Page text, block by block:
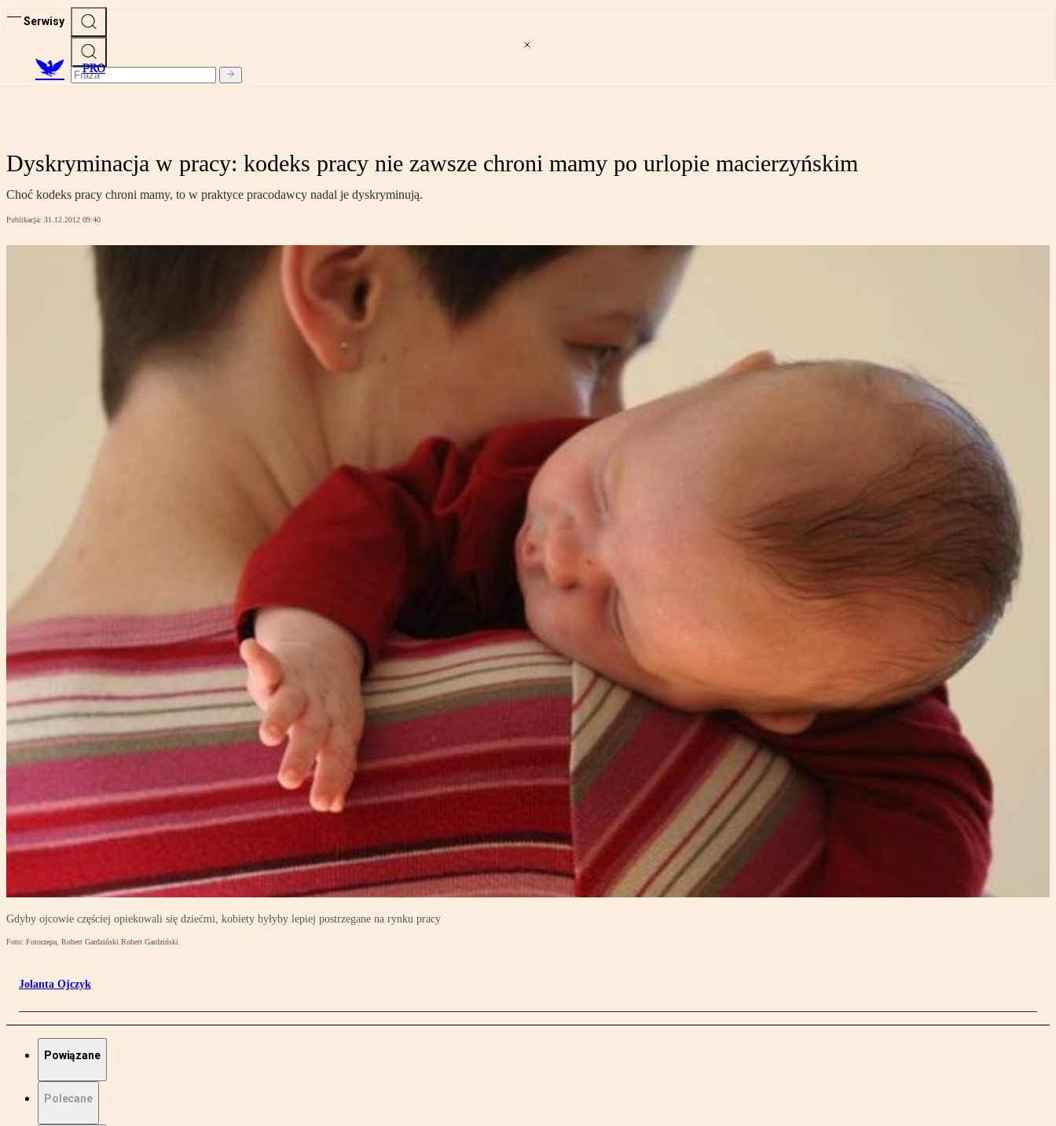
Serwisy
PRO
Dyskryminacja w pracy: kodeks pracy nie zawsze chroni mamy po urlopie macierzyńskim
Choć kodeks pracy chroni mamy, to w praktyce pracodawcy nadal je dyskryminują.
Publikacja: 31.12.2012 09:40
Gdyby ojcowie częściej opiekowali się dziećmi, kobiety byłyby lepiej postrzegane na rynku pracy
Foto: Fotorzepa, Robert Gardziński Robert Gardziński
Jolanta Ojczyk
Powiązane
Polecane